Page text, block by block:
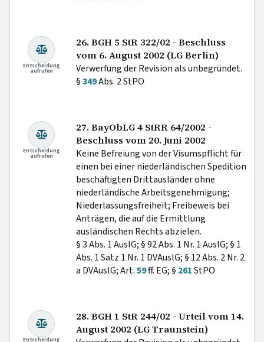
Entscheidung
aufrufen
26. BGH 5 StR 322/02 - Beschluss
vom 6. August 2002 (LG Berlin)
Verwerfung der Revision als unbegründet.
§349Abs. 2 StPO
Entscheidung
aufrufen
27. BayObLG 4 StRR 64/2002 -
Beschluss vom 20. Juni 2002
Keine Befreiung von der Visumspflicht für
einen bei einer niederländischen Spedition
beschäftigten Drittausländer ohne
niederländische Arbeitsgenehmigung;
Niederlassungsfreiheit; Freibeweis bei
Anträgen, die auf die Ermittlung
ausländischen Rechts abzielen.
§ 3 Abs. 1 AuslG; § 92 Abs. 1 Nr. 1 AuslG; § 1
Abs. 1 Satz 1 Nr. 1 DVAuslG; § 12 Abs. 2 Nr. 2
a DVAuslG; Art.59ff. EG; § 261StPO
Entscheidung
28. BGH 1 StR 244/02 - Urteil vom 14.
August 2002 (LG Traunstein)